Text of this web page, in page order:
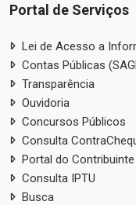
Portal de Serviços
Lei de Acesso a
Contas Públicas
Transparência
Ouvidoria
Concursos Públicos
Consulta
Portal do Contribuinte
Consulta IPTU
Busca